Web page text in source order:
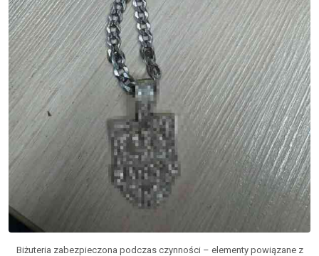
Biżuteria zabezpieczona podczas czynności – elementy powiązane z